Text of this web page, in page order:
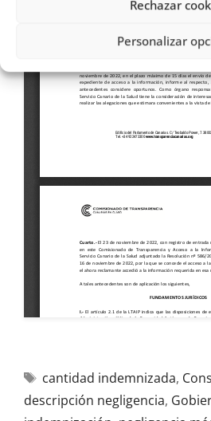
Rechazar
Personalizar
cantidad indemnizada,
descripción negligencia,